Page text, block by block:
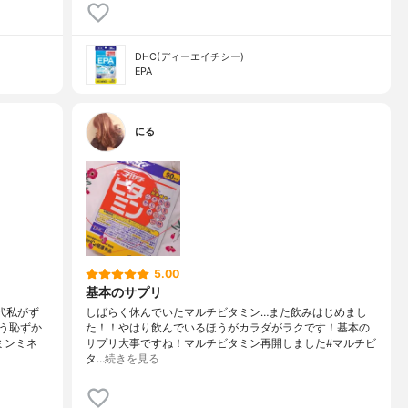
DHC(ディーエイチシー)
EPA
私がず
恥ずか
ンミネ
にる
5.00
基本のサプリ
しばらく休んでいたマルチビタミン…また飲みはじめまし
た！！やはり飲んでいるほうがカラダがラクです！基本の
サプリ大事ですね！マルチビタミン再開しました#マルチビ
タ…続きを見る